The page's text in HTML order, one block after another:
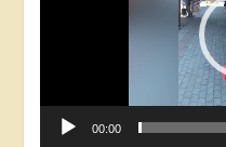
00:00